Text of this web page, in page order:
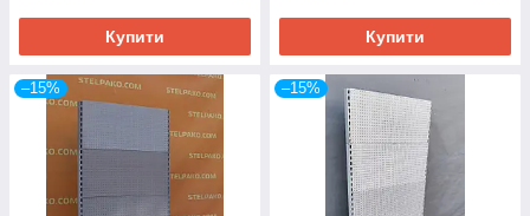
Купити Купити
–15% –15%